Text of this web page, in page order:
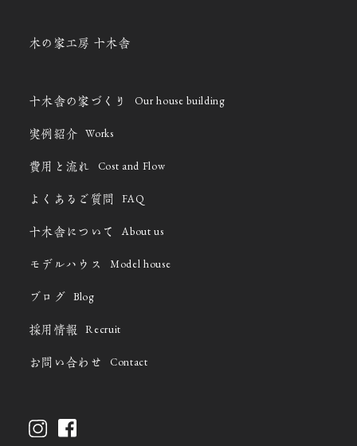
木の家工房 十木舎
十木舎の家づくり Our house building
実例紹介 Works
費用と流れ Cost and Flow
よくあるご質問 FAQ
十木舎について About us
モデルハウス Model house
ブログ Blog
採用情報 Recruit
お問い合わせ Contact